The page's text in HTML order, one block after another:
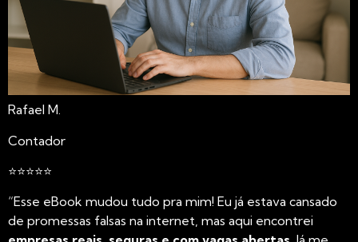
Rafael M.
Contador
⭐⭐⭐⭐⭐
“Esse eBook mudou tudo pra mim! Eu já estava cansado
de promessas falsas na internet, mas aqui encontrei